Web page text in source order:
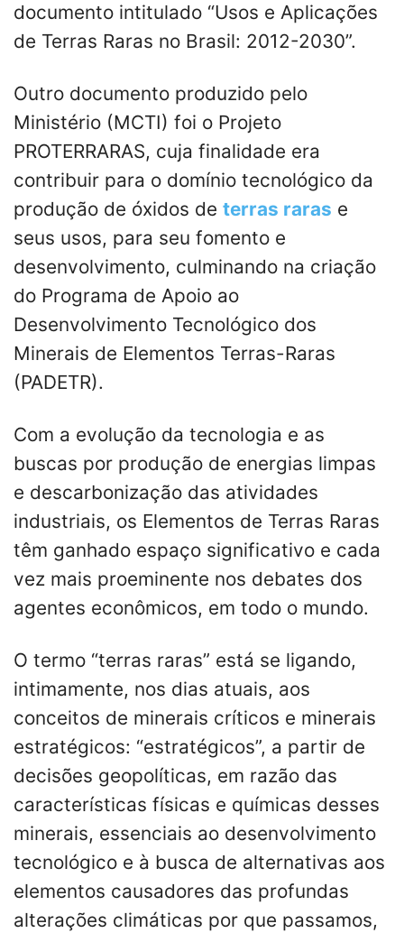
documento intitulado “Usos e Aplicações
de Terras Raras no Brasil: 2012-2030”.
Outro documento produzido pelo
Ministério (MCTI) foi o Projeto
PROTERRARAS, cuja finalidade era
contribuir para o domínio tecnológico da
produção de óxidos de terras raras e
seus usos, para seu fomento e
desenvolvimento, culminando na criação
do Programa de Apoio ao
Desenvolvimento Tecnológico dos
Minerais de Elementos Terras-Raras
(PADETR).
Com a evolução da tecnologia e as
buscas por produção de energias limpas
e descarbonização das atividades
industriais, os Elementos de Terras Raras
têm ganhado espaço significativo e cada
vez mais proeminente nos debates dos
agentes econômicos, em todo o mundo.
O termo “terras raras” está se ligando,
intimamente, nos dias atuais, aos
conceitos de minerais críticos e minerais
estratégicos: “estratégicos”, a partir de
decisões geopolíticas, em razão das
características físicas e químicas desses
minerais, essenciais ao desenvolvimento
tecnológico e à busca de alternativas aos
elementos causadores das profundas
alterações climáticas por que passamos,